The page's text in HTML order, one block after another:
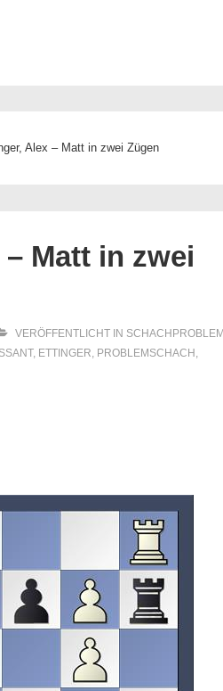
Alex – Matt in zwei Zügen
Matt in zwei
VERÖFFENTLICHT IN SCHACHPROBLEM
, ETTINGER, PROBLEMSCHACH ,